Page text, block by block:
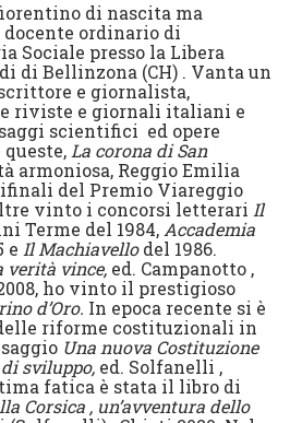
di nascita ma
docente ordinario di
Sociale presso la Libera
di Bellinzona (CH) . Vanta un
e giornalista,
riviste e giornali italiani e
scientifici ed opere
La corona di San
armoniosa, Reggio Emilia
del Premio Viareggio
vinto i concorsi letterari Il
Terme del 1984, Accademia
e Il Machiavellodel 1986.
verità vince, ed. Campanotto ,
ho vinto il prestigioso
d’Oro. In epoca recente si è
riforme costituzionali in
Una nuova Costituzione
sviluppo, ed. Solfanelli ,
fatica è stata il libro di
Corsica , un’avventura dello